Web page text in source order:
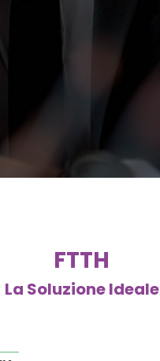
FTTH
La Soluzione Ideale